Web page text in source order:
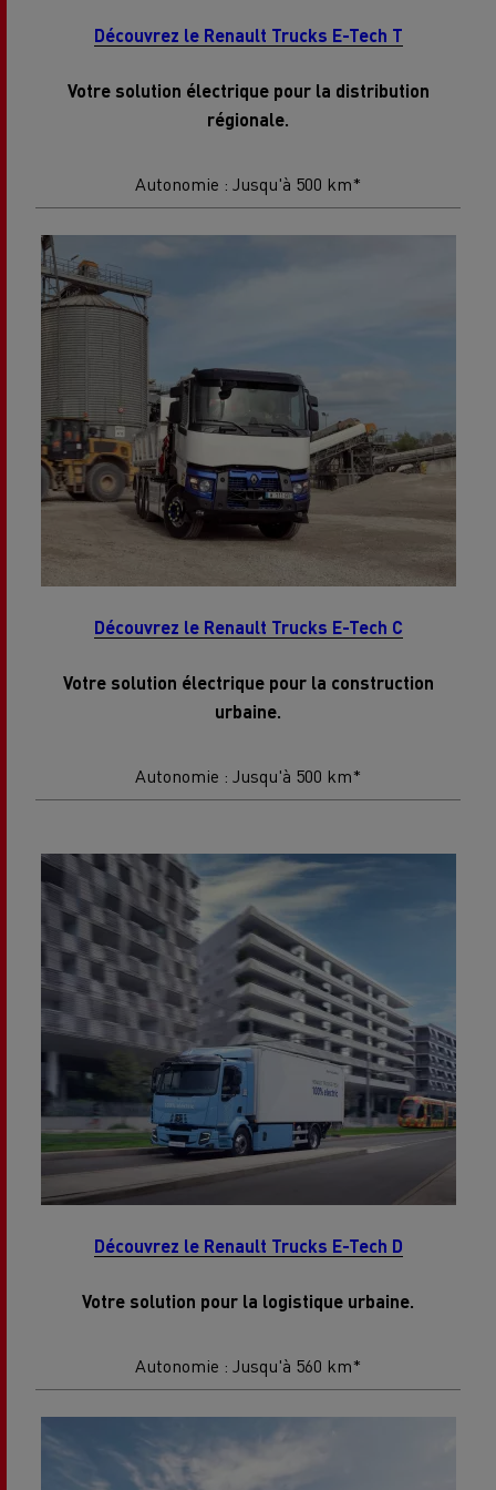
Découvrez le Renault Trucks E-Tech T
Votre solution électrique pour la distribution
régionale.
Autonomie : Jusqu'à 500 km*
Découvrez le Renault Trucks E-Tech C
Votre solution électrique pour la construction
urbaine.
Autonomie : Jusqu'à 500 km*
Découvrez le Renault Trucks E-Tech D
Votre solution pour la logistique urbaine.
Autonomie : Jusqu'à 560 km*